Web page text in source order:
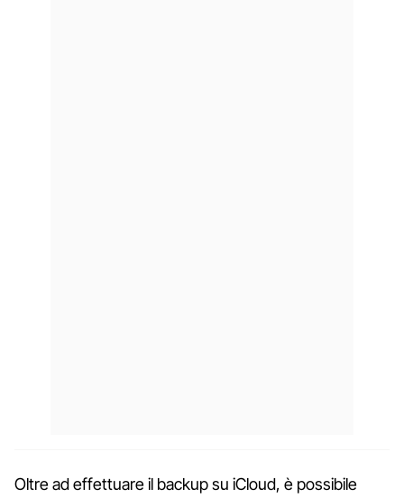
Oltre ad effettuare il backup su iCloud, è possibile